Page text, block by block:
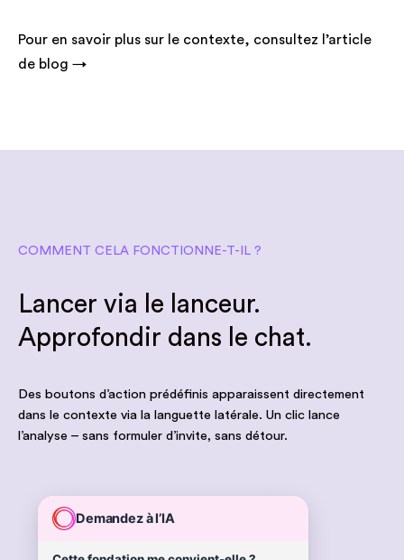
Pour en savoir plus sur le contexte, consultez l’article
de blog →
COMMENT CELA FONCTIONNE-T-IL ?
Lancer via le lanceur.
Approfondir dans le chat.
Des boutons d’action prédéfinis apparaissent directement
dans le contexte via la languette latérale. Un clic lance
l’analyse – sans formuler d’invite, sans détour.